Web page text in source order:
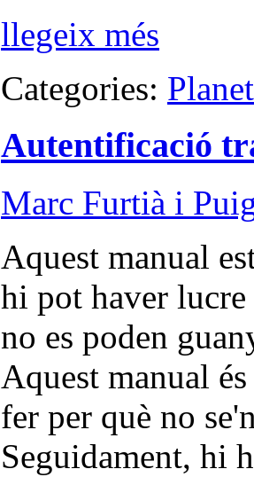
llegeix més
Categories:
Autentificació
Marc Furtià i
Aquest manual
hi pot haver
no es poden
Aquest manual
fer per què no
Seguidament, hi